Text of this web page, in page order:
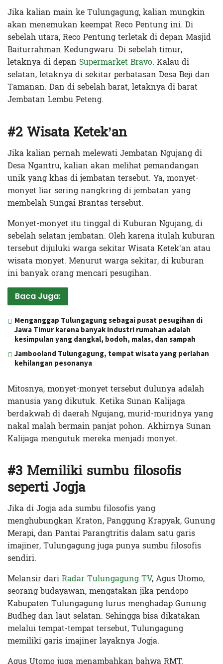
Jika kalian main ke Tulungagung, kalian mungkin
akan menemukan keempat Reco Pentung ini. Di
sebelah utara, Reco Pentung terletak di depan Masjid
Baiturrahman Kedungwaru. Di sebelah timur,
letaknya di depan Supermarket Bravo. Kalau di
selatan, letaknya di sekitar perbatasan Desa Beji dan
Tamanan. Dan di sebelah barat, letaknya di barat
Jembatan Lembu Peteng.
#2 Wisata Ketek’an
Jika kalian pernah melewati Jembatan Ngujang di
Desa Ngantru, kalian akan melihat pemandangan
unik yang khas di jembatan tersebut. Ya, monyet-
monyet liar sering nangkring di jembatan yang
membelah Sungai Brantas tersebut.
Monyet-monyet itu tinggal di Kuburan Ngujang, di
sebelah selatan jembatan. Oleh karena itulah kuburan
tersebut dijuluki warga sekitar Wisata Ketek’an atau
wisata monyet. Menurut warga sekitar, di kuburan
ini banyak orang mencari pesugihan.
Baca Juga:
Menganggap Tulungagung sebagai pusat pesugihan di
Jawa Timur karena banyak industri rumahan adalah
kesimpulan yang dangkal, bodoh, malas, dan sampah
Jambooland Tulungagung, tempat wisata yang perlahan
kehilangan pesonanya
Mitosnya, monyet-monyet tersebut dulunya adalah
manusia yang dikutuk. Ketika Sunan Kalijaga
berdakwah di daerah Ngujang, murid-muridnya yang
nakal malah bermain panjat pohon. Akhirnya Sunan
Kalijaga mengutuk mereka menjadi monyet.
#3 Memiliki sumbu filosofis
seperti Jogja
Jika di Jogja ada sumbu filosofis yang
menghubungkan Kraton, Panggung Krapyak, Gunung
Merapi, dan Pantai Parangtritis dalam satu garis
imajiner, Tulungagung juga punya sumbu filosofis
sendiri.
Melansir dariRadar Tulungagung TV, Agus Utomo,
seorang budayawan, mengatakan jika pendopo
Kabupaten Tulungagung lurus menghadap Gunung
Budheg dan laut selatan. Sehingga bisa dikatakan
melalui tempat-tempat tersebut, Tulungagung
memiliki garis imajiner layaknya Jogja.